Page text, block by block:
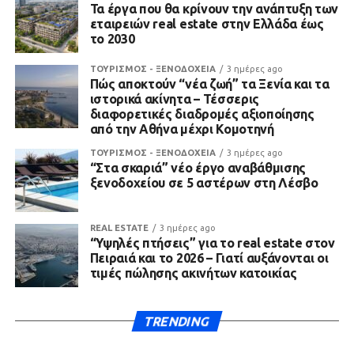
Τα έργα που θα κρίνουν την ανάπτυξη των
εταιρειών real estate στην Ελλάδα έως
το 2030
ΤΟΥΡΙΣΜΟΣ - ΞΕΝΟΔΟΧΕΙΑ 3 ημέρες ago
Πώς αποκτούν “νέα ζωή” τα Ξενία και τα
ιστορικά ακίνητα – Τέσσερις
διαφορετικές διαδρομές αξιοποίησης
από την Αθήνα μέχρι Κομοτηνή
ΤΟΥΡΙΣΜΟΣ - ΞΕΝΟΔΟΧΕΙΑ 3 ημέρες ago
“Στα σκαριά” νέο έργο αναβάθμισης
ξενοδοχείου σε 5 αστέρων στη Λέσβο
REAL ESTATE 3 ημέρες ago
“Υψηλές πτήσεις” για το real estate στον
Πειραιά και το 2026 – Γιατί αυξάνονται οι
τιμές πώλησης ακινήτων κατοικίας
TRENDING